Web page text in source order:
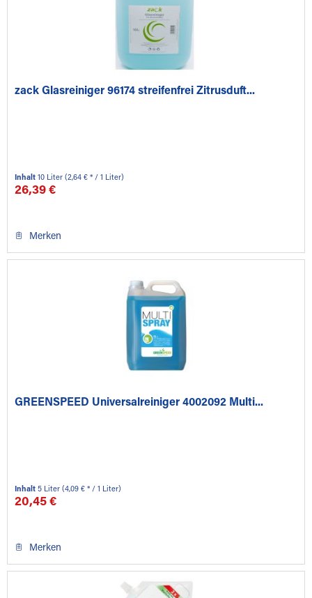
zack Glasreiniger 96174 streifenfrei Zitrusduft...
Inhalt 10 Liter(2,64 € * / 1 Liter)
26,39 €
Merken
GREENSPEED Universalreiniger 4002092 Multi...
Inhalt5 Liter(4,09 € * / 1 Liter)
20,45 €
Merken